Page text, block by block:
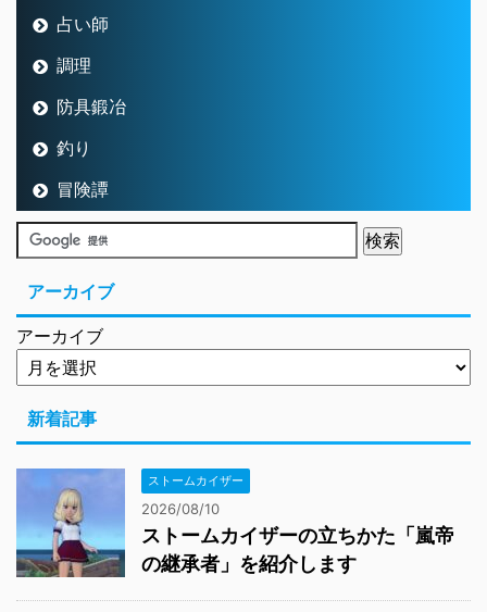
占い師
調理
防具鍛冶
釣り
冒険譚
アーカイブ
アーカイブ
新着記事
ストームカイザー
2026/08/10
ストームカイザーの立ちかた「嵐帝
の継承者」を紹介します